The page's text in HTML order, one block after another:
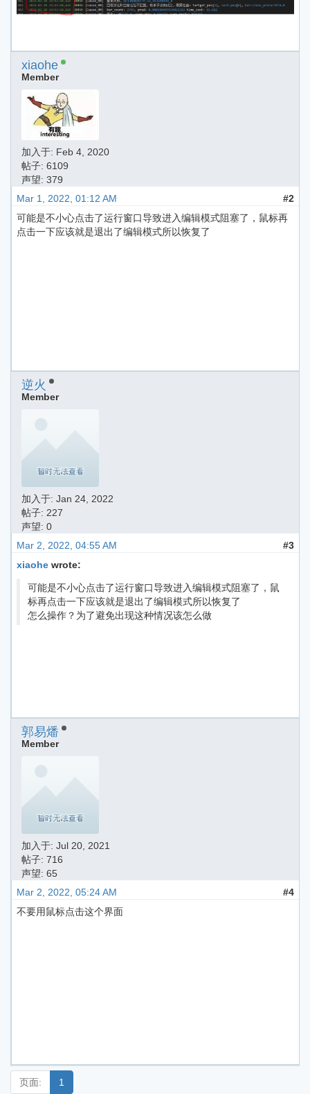
xiaohe
Member
加入于: Feb 4, 2020
帖子: 6109
声望: 379
Mar 1, 2022, 01:12 AM
#2
可能是不小心点击了运行窗口导致进入编辑模式阻塞了，鼠标再
点击一下应该就是退出了编辑模式所以恢复了
逆火
Member
加入于: Jan 24, 2022
帖子: 227
声望: 0
Mar 2, 2022, 04:55 AM
#3
xiaohe wrote:
可能是不小心点击了运行窗口导致进入编辑模式阻塞了，鼠
标再点击一下应该就是退出了编辑模式所以恢复了
怎么操作？为了避免出现这种情况该怎么做
郭易燔
Member
加入于: Jul 20, 2021
帖子: 716
声望: 65
Mar 2, 2022, 05:24 AM
#4
不要用鼠标点击这个界面
页面: 1